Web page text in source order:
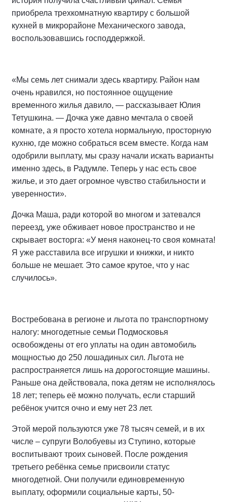
приобрела трехкомнатную квартиру с большой
кухней в микрорайоне Механического завода,
воспользовавшись господдержкой.
«Мы семь лет снимали здесь квартиру. Район нам
очень нравился, но постоянное ощущение
временного жилья давило, — рассказывает Юлия
Тетушкина. — Дочка уже давно мечтала о своей
комнате, а я просто хотела нормальную, просторную
кухню, где можно собраться всем вместе. Когда нам
одобрили выплату, мы сразу начали искать варианты
именно здесь, в Радумле. Теперь у нас есть свое
жилье, и это дает огромное чувство стабильности и
уверенности».
Дочка Маша, ради которой во многом и затевался
переезд, уже обживает новое пространство и не
скрывает восторга: «У меня наконец-то своя комната!
Я уже расставила все игрушки и книжки, и никто
больше не мешает. Это самое крутое, что у нас
случилось».
Востребована в регионе и льгота по транспортному
налогу: многодетные семьи Подмосковья
освобождены от его уплаты на один автомобиль
мощностью до 250 лошадиных сил. Льгота не
распространяется лишь на дорогостоящие машины.
Раньше она действовала, пока детям не исполнялось
18 лет; теперь её можно получать, если старший
ребёнок учится очно и ему нет 23 лет.
Этой мерой пользуются уже 78 тысяч семей, и в их
числе – супруги Волобуевы из Ступино, которые
воспитывают троих сыновей. После рождения
третьего ребёнка семье присвоили статус
многодетной. Они получили единовременную
выплату, оформили социальные карты, 50-